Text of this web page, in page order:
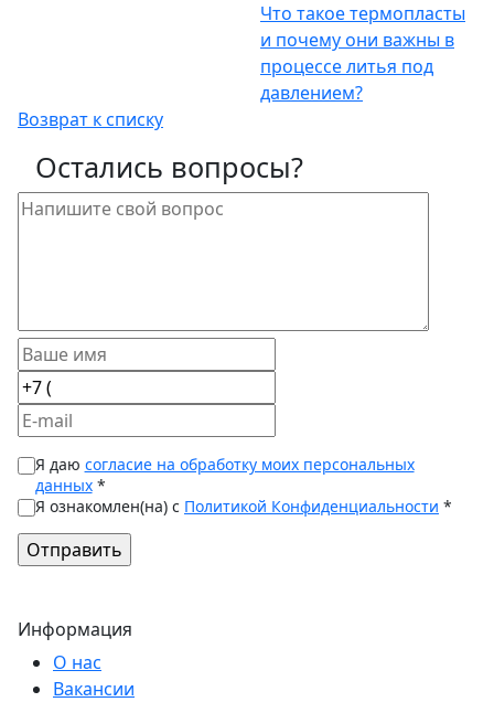
Что такое термопласты
и почему они важны в
процессе литья под
давлением?
Возврат к списку
Остались вопросы?
Я даю согласие на обработку моих персональных
данных*
Я ознакомлен(на) с Политикой Конфиденциальности *
Информация
О нас
Вакансии